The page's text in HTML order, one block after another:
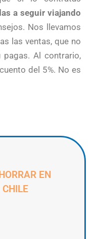
a seguir viajando
Nos llevamos
las ventas, que no
Al contrario,
del 5%. No es
EN